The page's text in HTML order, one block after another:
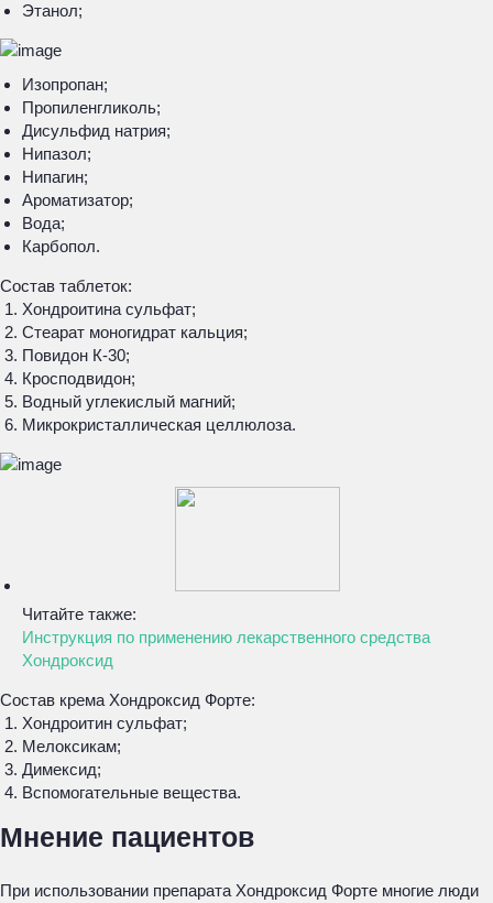
Этанол;
Изопропан;
Пропиленгликоль;
Дисульфид натрия;
Нипазол;
Нипагин;
Ароматизатор;
Вода;
Карбопол.
Состав таблеток:
Хондроитина сульфат;
Стеарат моногидрат кальция;
Повидон К-30;
Кросподвидон;
Водный углекислый магний;
Микрокристаллическая целлюлоза.
Читайте также:
Инструкция по применению лекарственного средства
Хондроксид
Состав крема Хондроксид Форте:
Хондроитин сульфат;
Мелоксикам;
Димексид;
Вспомогательные вещества.
Мнение пациентов
При использовании препарата Хондроксид Форте многие люди